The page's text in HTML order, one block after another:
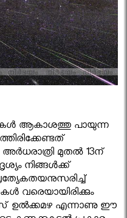
ആകാശത്തു പായുന്ന
അര്‍ധരാത്രി മുതല്‍ 13ന്
നിങ്ങൾക്ക്
വരെയായിരിക്കും
ഉല്‍ക്കമഴ എന്നാണു ഈ